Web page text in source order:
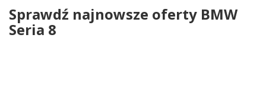
Sprawdź najnowsze oferty BMW
Seria 8